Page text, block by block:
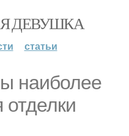
ДЕВУШКА
статьи
наиболее